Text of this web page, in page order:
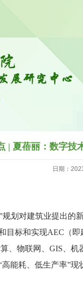
| 夏蓓丽：数字技
日期：
划对建筑业提出的
目标和实现AEC （
、物联网、 GIS 、
能耗、低生产率”现